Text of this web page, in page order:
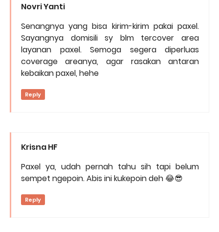
Novri Yanti
Senangnya yang bisa kirim-kirim pakai paxel.
Sayangnya domisili sy blm tercover area
layanan paxel. Semoga segera diperluas
coverage areanya, agar rasakan antaran
kebaikan paxel, hehe
Reply
Krisna HF
Paxel ya, udah pernah tahu sih tapi belum
sempet ngepoin. Abis ini kukepoin deh 😂😎
Reply